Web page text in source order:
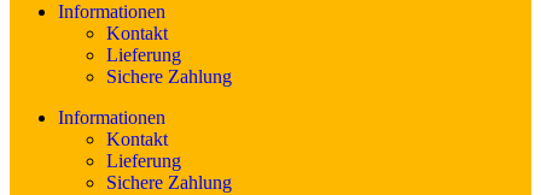
Informationen
Kontakt
Lieferung
Sichere Zahlung
Informationen
Kontakt
Lieferung
Sichere Zahlung